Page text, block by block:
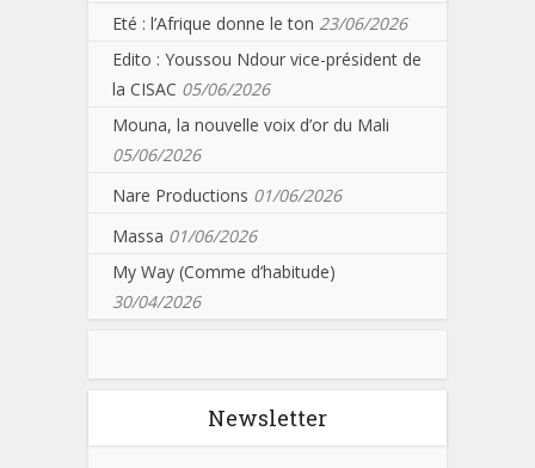
Eté : l’Afrique donne le ton 23/06/2026
Edito : Youssou Ndour vice-président de
la CISAC 05/06/2026
Mouna, la nouvelle voix d’or du Mali
05/06/2026
Nare Productions 01/06/2026
Massa 01/06/2026
My Way (Comme d’habitude)
30/04/2026
Newsletter